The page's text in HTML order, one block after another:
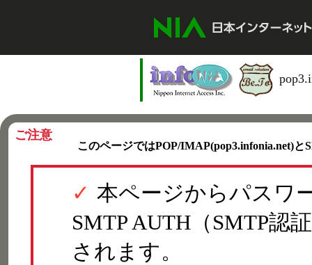
このページではPOP/IMAP(pop3.infonia.net)
ご注意
本ページからパスワ
SMTP AUTH（SMTP認
されます。